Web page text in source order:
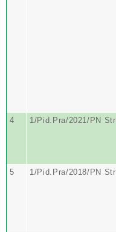
4
1/Pid.Pra/2021/PN Str
5
1/Pid.Pra/2018/PN Str